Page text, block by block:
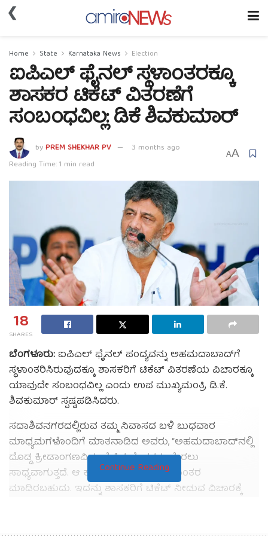
❮
Home State Karnataka News Election
ಐಪಿಎಲ್ ಫೈನಲ್ ಸ್ಥಳಾಂತರಕ್ಕೂ
ಶಾಸಕರ ಟಿಕೆಟ್ ವಿತರಣೆಗೆ
ಸಂಬಂಧವಿಲ್ಲ: ಡಿಕೆ ಶಿವಕುಮಾರ್
byPREM SHEKHAR PV
3 months ago
Reading Time: 1 min read
AA
18
SHARES
ಬೆಂಗಳೂರು:ಐಪಿಎಲ್ ಫೈನಲ್ ಪಂದ್ಯವನ್ನು ಅಹಮದಾಬಾದ್‌ಗೆ
ಸ್ಥಳಾಂತರಿಸಿರುವುದಕ್ಕೂ ಶಾಸಕರಿಗೆ ಟಿಕೆಟ್ ವಿತರಣೆಯ ವಿಚಾರಕ್ಕೂ
ಯಾವುದೇ ಸಂಬಂಧವಿಲ್ಲ ಎಂದು ಉಪ ಮುಖ್ಯಮಂತ್ರಿ ಡಿ.ಕೆ.
ಶಿವಕುಮಾರ್ ಸ್ಪಷ್ಟಪಡಿಸಿದರು.
ಸದಾಶಿವನಗರದಲ್ಲಿರುವ ತಮ್ಮ ನಿವಾಸದ ಬಳಿ ಬುಧವಾರ
ಮಾಧ್ಯಮಗಳೊಂದಿಗೆ ಮಾತನಾಡಿದ ಅವರು, “ಅಹಮದಾಬಾದ್‌ನಲ್ಲಿ
ದೊಡ್ಡ ಕ್ರೀಡಾಂಗಣವಿದ್ದು ಹೆಚ್ಚಿನ ಪ್ರೇಕ್ಷಕರು ಸೇರಲು
ಸಾಧ್ಯವಾಗುತ್ತದೆ. ಆ ಕಾರಣಕ್ಕೆ ಪಂದ್ಯವನ್ನು ಸ್ಥಳಾಂತರ
ಮಾಡಿರಬಹುದು. ಇದನ್ನು ಶಾಸಕರಿಗೆ ಟಿಕೆಟ್ ನೀಡುವ ವಿಚಾರಕ್ಕೆ
Continue Reading